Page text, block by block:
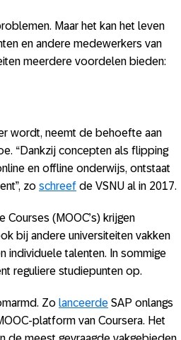
Maar het kan het leven
en andere medewerkers van
meerdere voordelen bieden:
wordt, neemt de behoefte aan
“Dankzij concepten als flipping
en offline onderwijs, ontstaat
zo schreef de VSNU al in 2017.
(MOOC’s) krijgen
bij andere universiteiten vakken
individuele talenten. In sommige
reguliere studiepunten op.
Zo lanceerde SAP onlangs
platform van Coursera. Het